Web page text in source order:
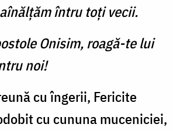
întru toţi vecii.
Onisim, roagă-te lui
noi!
cu îngerii, Fericite
cu cununa muceniciei,